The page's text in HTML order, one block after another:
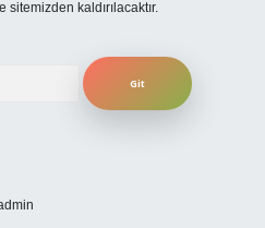
kaldırılacaktır.